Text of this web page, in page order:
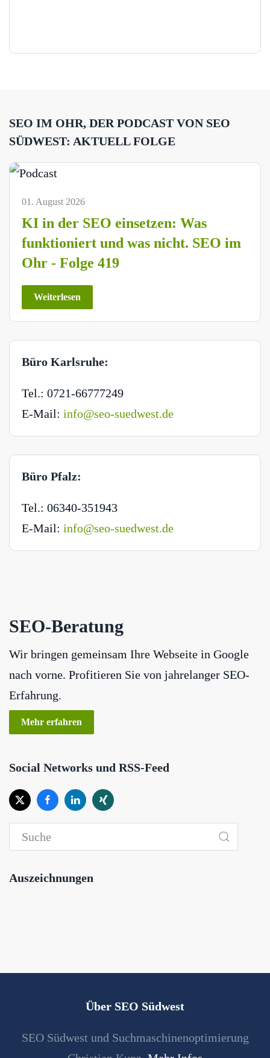
SEO IM OHR, DER PODCAST VON SEO
SÜDWEST: AKTUELL FOLGE
01. August 2026
KI in der SEO einsetzen: Was
funktioniert und was nicht. SEO im
Ohr - Folge 419
Weiterlesen
Büro Karlsruhe:
Tel.: 0721-66777249
E-Mail: info@seo-suedwest.de
Büro Pfalz:
Tel.: 06340-351943
E-Mail: info@seo-suedwest.de
SEO-Beratung
Wir bringen gemeinsam Ihre Webseite in Google
nach vorne. Profitieren Sie von jahrelanger SEO-
Erfahrung.
Mehr erfahren
Social Networks und RSS-Feed
Auszeichnungen
Über SEO Südwest
SEO Südwest und Suchmaschinenoptimierung